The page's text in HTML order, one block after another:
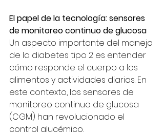
El papel de la tecnología: sensores
de monitoreo continuo de glucosa
Un aspecto importante del manejo
de la diabetes tipo 2 es entender
cómo responde el cuerpo a los
alimentos y actividades diarias. En
este contexto, los sensores de
monitoreo continuo de glucosa
(CGM) han revolucionado el
control glucémico.